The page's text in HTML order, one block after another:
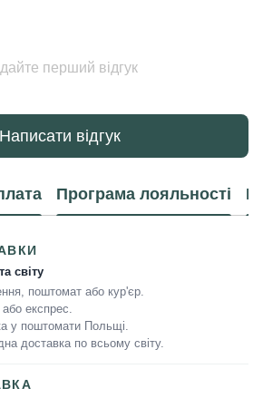
перший відгук
Написати відгук
Програма лояльності
світу
поштомат або кур'єр.
експрес.
у поштомати Польщі.
доставка по всьому світу.